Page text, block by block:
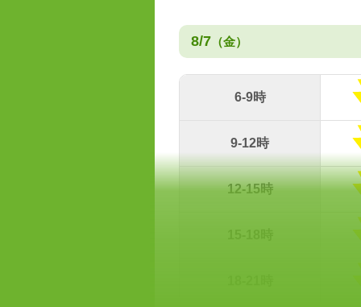
8/7 （金）
6-9時
9-12時
12-15時